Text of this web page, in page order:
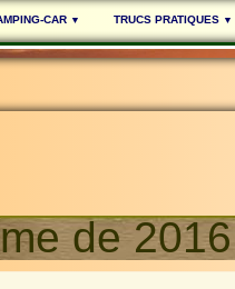
CAR ▼ TRUCS PRATIQUES ▼
de 2016